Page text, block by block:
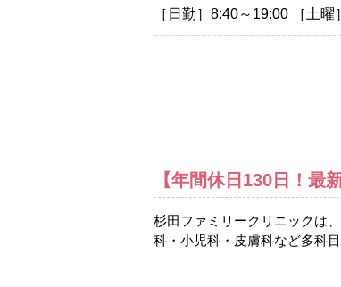
［日勤］8:40～19:00 ［土
【年間休日130日！最
杉田ファミリークリニックは
科・小児科・皮膚科など多科